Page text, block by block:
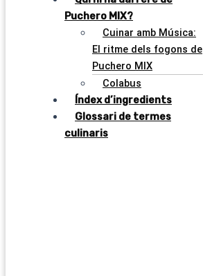
Puchero MIX?
Cuinar amb Música:
El ritme dels fogons de
Puchero MIX
Colabus
Índex d’ingredients
Glossari de termes
culinaris